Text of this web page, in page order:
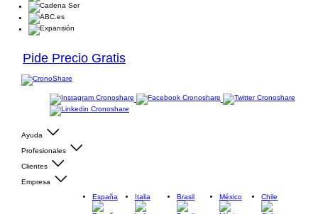
Pide Precio Gratis
Ayuda
Profesionales
Clientes
Empresa
España
Italia Brasil México Chile